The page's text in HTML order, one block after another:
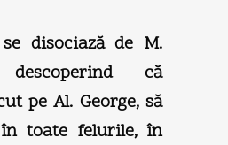
disociază de M.
descoperind că
pe Al. George, să
toate felurile, în